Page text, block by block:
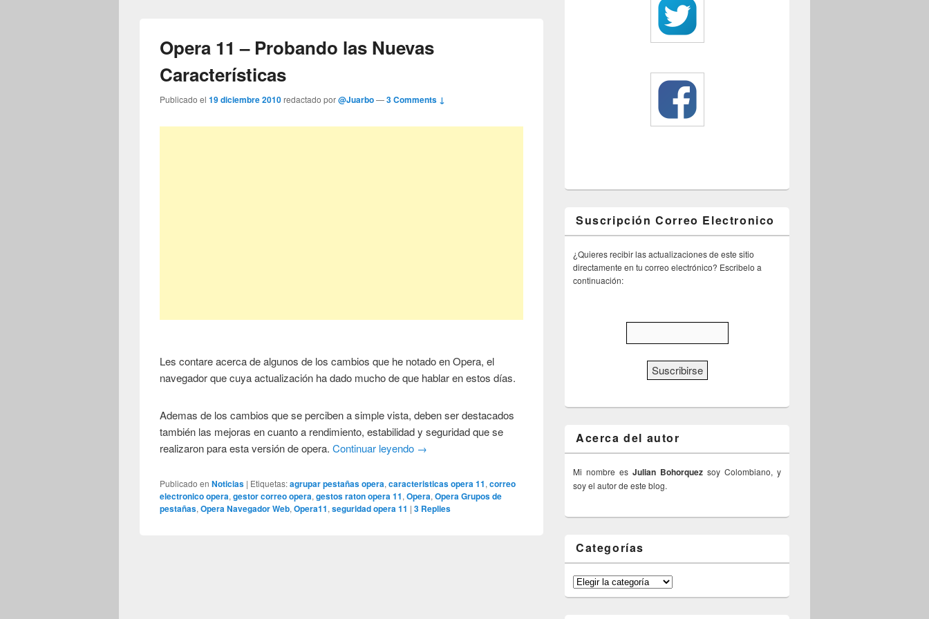
Opera 11 – Probando las Nuevas
Características
Publicado el19 diciembre 2010redactado por@Juarbo—3 Comments ↓
Les contare acerca de algunos de los cambios que he notado en Opera, el
navegador que cuya actualización ha dado mucho de que hablar en estos días.
Ademas de los cambios que se perciben a simple vista, deben ser destacados
también las mejoras en cuanto a rendimiento, estabilidad y seguridad que se
realizaron para esta versión de opera.Continuar leyendo →
Publicado en Noticias | Etiquetas:agrupar pestañas opera,caracteristicas opera 11,correo
electronico opera,gestor correo opera,gestos raton opera 11,Opera,Opera Grupos de
pestañas,Opera Navegador Web,Opera11,seguridad opera 11 |3 Replies
Suscripción Correo Electronico
¿Quieres recibir las actualizaciones de este sitio
directamente en tu correo electrónico? Escribelo a
continuación:
Acerca del autor
Mi nombre es Julian Bohorquez soy Colombiano, y
soy el autor de este blog.
Categorías
Categorías